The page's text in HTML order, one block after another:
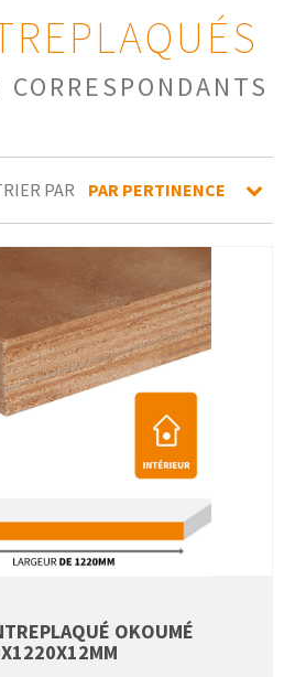
PAR PAR PERTINENCE
OKOUMÉ